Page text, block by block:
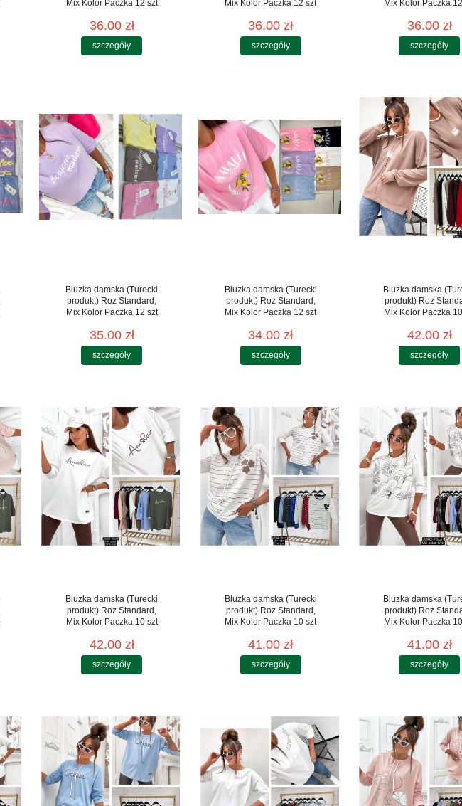
Mix Kolor Paczka 12 szt
36.00 zł
szczegóły
Mix Kolor Paczka 12 szt
36.00 zł
szczegóły
Mix Kolor Paczka
36.00 zł
szczegóły
Bluzka damska (Turecki
produkt) Roz Standard,
Mix Kolor Paczka 12 szt
35.00 zł
szczegóły
Bluzka damska (Turecki
produkt) Roz Standard,
Mix Kolor Paczka 12 szt
34.00 zł
szczegóły
Bluzka damska
produkt) Roz
Mix Kolor Paczka
42.00 zł
szczegóły
Bluzka damska (Turecki
produkt) Roz Standard,
Mix Kolor Paczka 10 szt
42.00 zł
szczegóły
Bluzka damska (Turecki
produkt) Roz Standard,
Mix Kolor Paczka 10 szt
41.00 zł
szczegóły
Bluzka damska
produkt) Roz
Mix Kolor Paczka
41.00 zł
szczegóły